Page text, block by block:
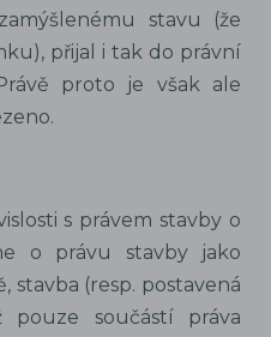
stavu (že
přijal i tak do právní
proto je však ale
s právem stavby o
o právu stavby jako
stavba (resp. postavená
součástí práva